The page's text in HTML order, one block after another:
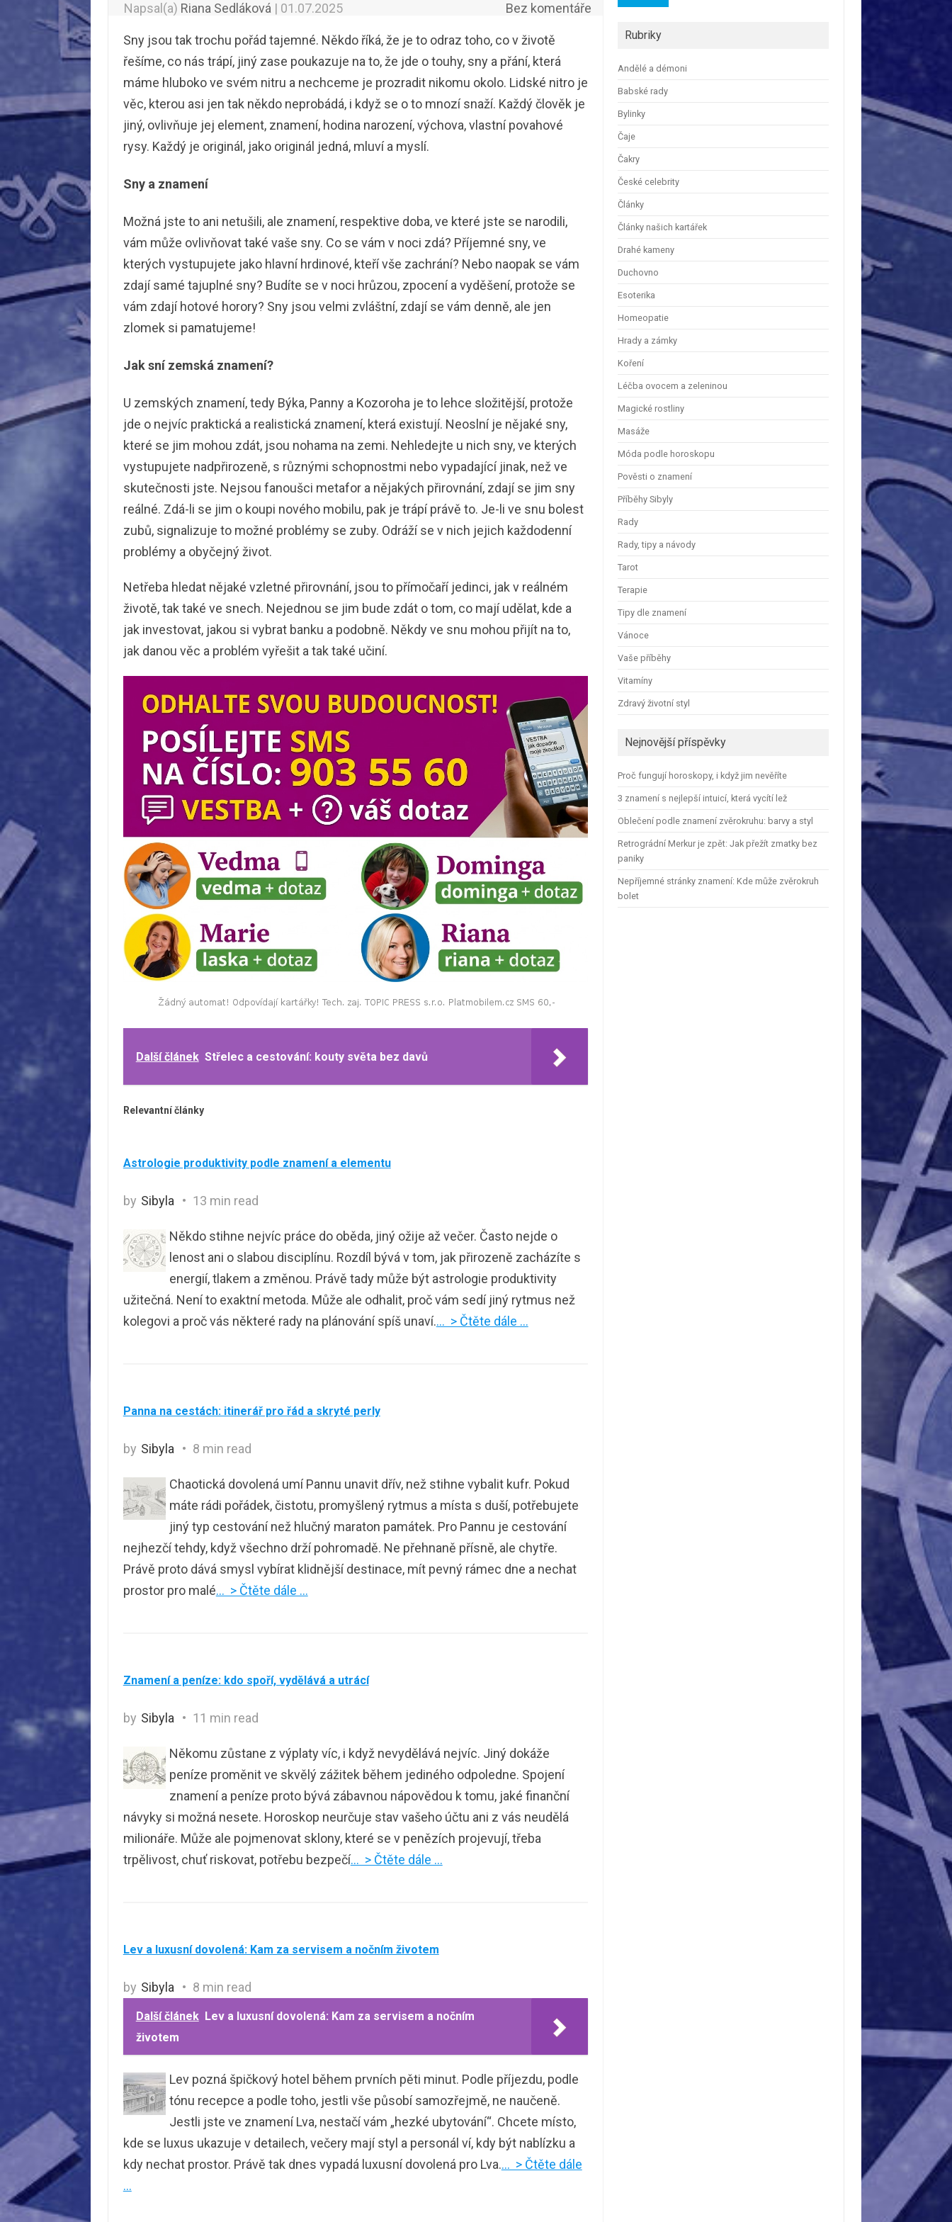
Napsal(a) Riana Sedláková | 01.07.2025 Bez komentáře
Sny jsou tak trochu pořád tajemné. Někdo říká, že je to odraz toho, co v životě
řešíme, co nás trápí, jiný zase poukazuje na to, že jde o touhy, sny a přání, která
máme hluboko ve svém nitru a nechceme je prozradit nikomu okolo. Lidské nitro je
věc, kterou asi jen tak někdo neprobádá, i když se o to mnozí snaží. Každý člověk je
jiný, ovlivňuje jej element, znamení, hodina narození, výchova, vlastní povahové
rysy. Každý je originál, jako originál jedná, mluví a myslí.
Sny a znamení
Možná jste to ani netušili, ale znamení, respektive doba, ve které jste se narodili,
vám může ovlivňovat také vaše sny. Co se vám v noci zdá? Příjemné sny, ve
kterých vystupujete jako hlavní hrdinové, kteří vše zachrání? Nebo naopak se vám
zdají samé tajuplné sny? Budíte se v noci hrůzou, zpocení a vyděšení, protože se
vám zdají hotové horory? Sny jsou velmi zvláštní, zdají se vám denně, ale jen
zlomek si pamatujeme!
Jak sní zemská znamení?
U zemských znamení, tedy Býka, Panny a Kozoroha je to lehce složitější, protože
jde o nejvíc praktická a realistická znamení, která existují. Neoslní je nějaké sny,
které se jim mohou zdát, jsou nohama na zemi. Nehledejte u nich sny, ve kterých
vystupujete nadpřirozeně, s různými schopnostmi nebo vypadající jinak, než ve
skutečnosti jste. Nejsou fanoušci metafor a nějakých přirovnání, zdají se jim sny
reálné. Zdá-li se jim o koupi nového mobilu, pak je trápí právě to. Je-li ve snu bolest
zubů, signalizuje to možné problémy se zuby. Odráží se v nich jejich každodenní
problémy a obyčejný život.
Netřeba hledat nějaké vzletné přirovnání, jsou to přímočaří jedinci, jak v reálném
životě, tak také ve snech. Nejednou se jim bude zdát o tom, co mají udělat, kde a
jak investovat, jakou si vybrat banku a podobně. Někdy ve snu mohou přijít na to,
jak danou věc a problém vyřešit a tak také učiní.
Další článek Střelec a cestování: kouty světa bez davů
Relevantní články
Astrologie produktivity podle znamení a elementu
by Sibyla 13 min read
Někdo stihne nejvíc práce do oběda, jiný ožije až večer. Často nejde o
lenost ani o slabou disciplínu. Rozdíl bývá v tom, jak přirozeně zacházíte s
energií, tlakem a změnou. Právě tady může být astrologie produktivity
užitečná. Není to exaktní metoda. Může ale odhalit, proč vám sedí jiný rytmus než
kolegovi a proč vás některé rady na plánování spíš unaví.… > Čtěte dále …
Panna na cestách: itinerář pro řád a skryté perly
by Sibyla 8 min read
Chaotická dovolená umí Pannu unavit dřív, než stihne vybalit kufr. Pokud
máte rádi pořádek, čistotu, promyšlený rytmus a místa s duší, potřebujete
jiný typ cestování než hlučný maraton památek. Pro Pannu je cestování
nejhezčí tehdy, když všechno drží pohromadě. Ne přehnaně přísně, ale chytře.
Právě proto dává smysl vybírat klidnější destinace, mít pevný rámec dne a nechat
prostor pro malé… > Čtěte dále …
Znamení a peníze: kdo spoří, vydělává a utrácí
by Sibyla 11 min read
Někomu zůstane z výplaty víc, i když nevydělává nejvíc. Jiný dokáže
peníze proměnit ve skvělý zážitek během jediného odpoledne. Spojení
znamení a peníze proto bývá zábavnou nápovědou k tomu, jaké finanční
návyky si možná nesete. Horoskop neurčuje stav vašeho účtu ani z vás neudělá
milionáře. Může ale pojmenovat sklony, které se v penězích projevují, třeba
trpělivost, chuť riskovat, potřebu bezpečí… > Čtěte dále …
Lev a luxusní dovolená: Kam za servisem a nočním životem
by Sibyla 8 min read
Další článek Lev a luxusní dovolená: Kam za servisem a nočním
životem
Lev pozná špičkový hotel během prvních pěti minut. Podle příjezdu, podle
tónu recepce a podle toho, jestli vše působí samozřejmě, ne naučeně.
Jestli jste ve znamení Lva, nestačí vám „hezké ubytování“. Chcete místo,
kde se luxus ukazuje v detailech, večery mají styl a personál ví, kdy být nablízku a
kdy nechat prostor. Právě tak dnes vypadá luxusní dovolená pro Lva.… > Čtěte dále
…
Rubriky
Andělé a démoni
Babské rady
Bylinky
Čaje
Čakry
České celebrity
Články
Články našich kartářek
Drahé kameny
Duchovno
Esoterika
Homeopatie
Hrady a zámky
Koření
Léčba ovocem a zeleninou
Magické rostliny
Masáže
Móda podle horoskopu
Pověsti o znamení
Příběhy Sibyly
Rady
Rady, tipy a návody
Tarot
Terapie
Tipy dle znamení
Vánoce
Vaše příběhy
Vitamíny
Zdravý životní styl
Nejnovější příspěvky
Proč fungují horoskopy, i když jim nevěříte
3 znamení s nejlepší intuicí, která vycítí lež
Oblečení podle znamení zvěrokruhu: barvy a styl
Retrográdní Merkur je zpět: Jak přežít zmatky bez
paniky
Nepříjemné stránky znamení: Kde může zvěrokruh
bolet